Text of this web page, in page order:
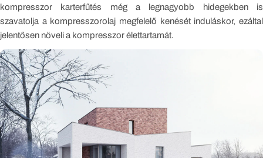
kompresszor karterfűtés még a legnagyobb hidegekben is
szavatolja a kompresszorolaj megfelelő kenését induláskor, ezáltal
jelentősen növeli a kompresszor élettartamát.